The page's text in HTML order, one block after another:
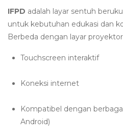
IFPD adalah layar sentuh
untuk kebutuhan edukasi dan
Berbeda dengan layar
Touchscreen interaktif
Koneksi internet
Kompatibel dengan
Android)